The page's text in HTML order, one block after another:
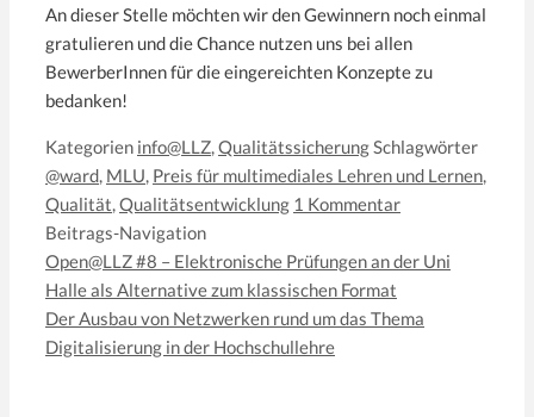
An dieser Stelle möchten wir den Gewinnern noch einmal
gratulieren und die Chance nutzen uns bei allen
BewerberInnen für die eingereichten Konzepte zu
bedanken!
Kategorien info@LLZ,QualitätssicherungSchlagwörter
@ward, MLU, Preis für multimediales Lehren und Lernen,
Qualität,Qualitätsentwicklung 1 Kommentar
Beitrags-Navigation
Open@LLZ #8 – Elektronische Prüfungen an der Uni
Halle als Alternative zum klassischen Format
Der Ausbau von Netzwerken rund um das Thema
Digitalisierung in der Hochschullehre